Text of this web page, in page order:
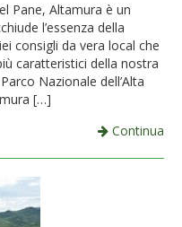
Pane, Altamura è un
l’essenza della
consigli da vera local che
caratteristici della nostra
Nazionale dell’Alta
[…]
Continua